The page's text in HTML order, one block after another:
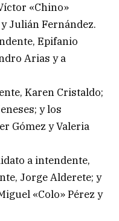
«Chino»
Julián Fernández.
Epifanio
Arias y a
Karen Cristaldo;
y los
Gómez y Valeria
a intendente,
Jorge Alderete; y
«Colo» Pérez y